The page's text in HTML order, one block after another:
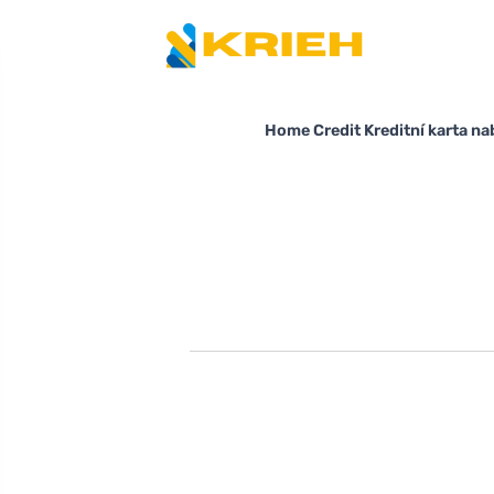
Home Credit Kreditní karta